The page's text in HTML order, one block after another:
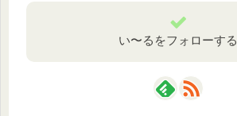
い〜るをフォローする